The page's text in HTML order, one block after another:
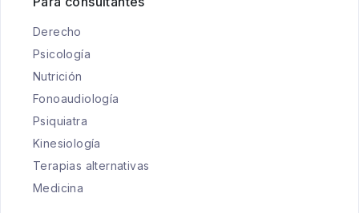
Derecho
Psicología
Nutrición
Fonoaudiología
Psiquiatra
Kinesiología
Terapias alternativas
Medicina